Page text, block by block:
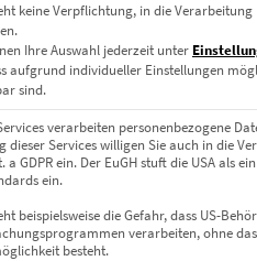
auf Keilrahmen, Acrylglas
cm, 125 x 25 cm, 150 x 30 cm
keine Verpflichtung, in die
Ihre Auswahl jederzeit unter
aufgrund individueller Einstellungen
sind.
verarbeiten personenbezogene
dieser Services willigen Sie auch in die
a GDPR ein. Der EuGH stuft die USA als
ein.
beispielsweise die Gefahr, dass US-
verarbeiten, ohne
besteht.